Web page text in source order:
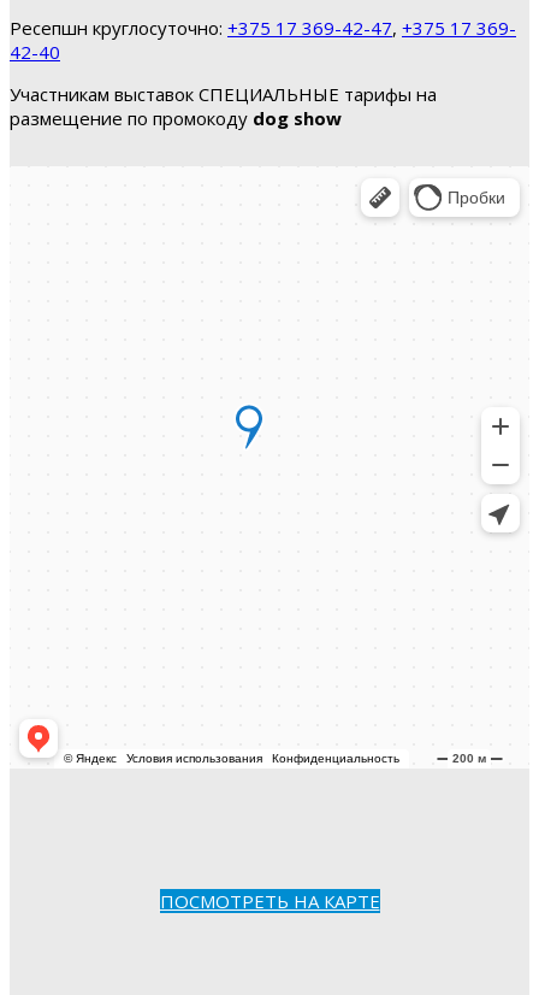
Ресепшн круглосуточно: +375 17 369-42-47, +375 17 369-
42-40
Участникам выставок СПЕЦИАЛЬНЫЕ тарифы на
размещение по промокоду dog show
ПОСМОТРЕТЬ НА КАРТЕ